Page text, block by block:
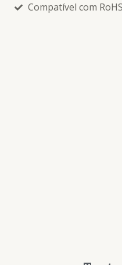
Compatível com RoHS